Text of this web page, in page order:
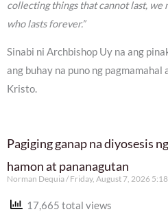
collecting things that cannot last, we
who lasts forever.”
Sinabi ni Archbishop Uy na ang
ang buhay na puno ng
Kristo.
Pagiging ganap na diyosesis
hamon at pananagutan
Norman Dequia Friday, August 7, 2026
17,665 total views